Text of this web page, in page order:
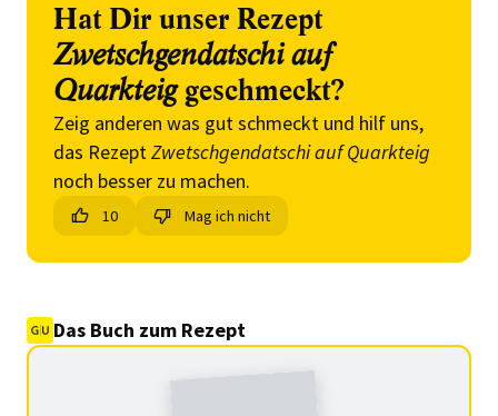
Hat Dir unser Rezept
Zwetschgendatschi auf
Quarkteiggeschmeckt?
Zeig anderen was gut schmeckt und hilf uns,
das RezeptZwetschgendatschi auf Quarkteig
noch besser zu machen.
10 Mag ich nicht
Das Buch zum Rezept